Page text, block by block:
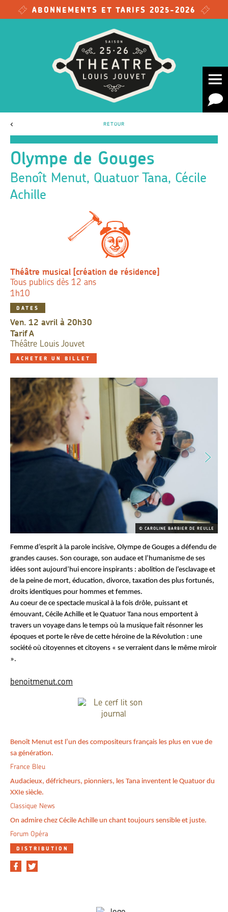
Skip to main content
ABONNEMENTS ET TARIFS 2025-2026
< RETOUR
Olympe de Gouges
Benoît Menut, Quatuor Tana, Cécile
Achille
Théâtre musical [création de résidence]
Tous publics dès 12 ans
1h10
DATES
ven. 12 avril à 20h30
TarifA
Théâtre Louis Jouvet
ACHETER UN BILLET
© CAROLINE BARBIER DE REULLE
Femme d’esprit à la parole incisive, Olympe de Gouges a défendu de
grandes causes. Son courage, son audace et l’humanisme de ses
idées sont aujourd’hui encore inspirants : abolition de l’esclavage et
de la peine de mort, éducation, divorce, taxation des plus fortunés,
droits identiques pour hommes et femmes.
Au coeur de ce spectacle musical à la fois drôle, puissant et
émouvant, Cécile Achille et le Quatuor Tana nous emportent à
travers un voyage dans le temps où la musique fait résonner les
époques et porte le rêve de cette héroïne de la Révolution : une
société où citoyennes et citoyens « se verraient dans le même miroir
».
benoitmenut.com
Benoît Menut est l’un des compositeurs français les plus en vue de
sa génération.
France Bleu
Audacieux, défricheurs, pionniers, les Tana inventent le Quatuor du
XXIe siècle.
Classique News
On admire chez Cécile Achille un chant toujours sensible et juste.
Forum Opéra
DISTRIBUTION